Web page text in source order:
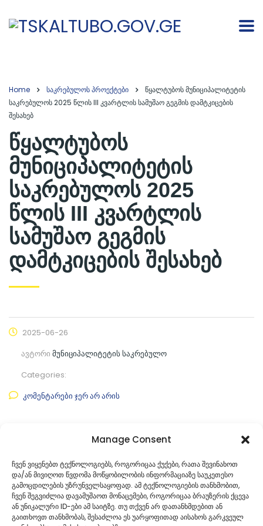
Manage Consent
ჩვენ ვიყენებთ ტექნოლოგიებს, როგორიცაა ქუქები, რათა შევინახოთ
და/ან მივიღოთ წვდომა მოწყობილობის ინფორმაციაზე საუკეთესო
გამოცდილების უზრუნველსაყოფად. ამ ტექნოლოგიების თანხმობით,
ჩვენ შეგვიძლია დავამუშაოთ მონაცემები, როგორიცაა ბრაუზერის ქცევა
ან უნიკალური ID-ები ამ საიტზე. თუ თქვენ არ დათანხმდებით ან
გაითხოვთ თანხმობას, შესაძლოა ეს უარყოფითად აისახოს გარკვეულ
Home საკრებულოს პროექტები
წყალტუბოს მუნიციპალიტეტის
საკრებულოს 2025 წლის III კვარტლის სამუშაო გეგმის დამტკიცების
შესახებ
წყალტუბოს
მუნიციპალიტეტის
საკრებულოს 2025
წლის III კვარტლის
სამუშაო გეგმის
დამტკიცების შესახებ
2025-06-26
ავტორი მუნიციპალიტეტის საკრებულო
Categories:
კომენტარები ჯერ არ არის
ფაილის ნახვა
ფაილის ტიპი:pdf
კატეგორიასაკრებულოს პროექტები